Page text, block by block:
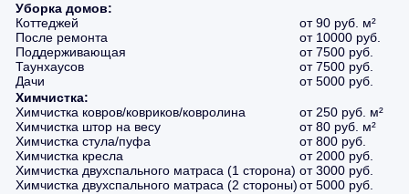
Уборка домов:
Коттеджей
от 90 руб. м²
После ремонта
от 10000 руб.
Поддерживающая
от 7500 руб.
Таунхаусов
от 7500 руб.
Дачи
от 5000 руб.
Химчистка:
Химчистка ковров/ковриков/ковролина
от 250 руб. м²
Химчистка штор на весу
от 80 руб. м²
Химчистка стула/пуфа
от 800 руб.
Химчистка кресла
от 2000 руб.
Химчистка двухспального матраса (1 сторона) от 3000 руб.
Химчистка двухспального матраса (2 стороны)от 5000 руб.